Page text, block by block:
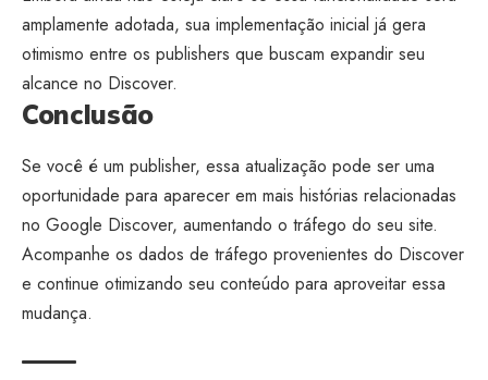
amplamente adotada, sua implementação inicial já gera
otimismo entre os publishers que buscam expandir seu
alcance no Discover.
Conclusão
Se você é um publisher, essa atualização pode ser uma
oportunidade para aparecer em mais histórias relacionadas
no Google Discover, aumentando o tráfego do seu site.
Acompanhe os dados de tráfego provenientes do Discover
e continue otimizando seu conteúdo para aproveitar essa
mudança.